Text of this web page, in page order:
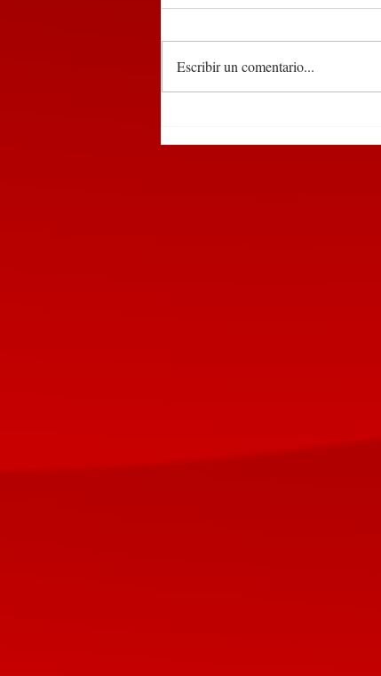
PUEBLA RECIBIRÁ EL
Escribir un comentario...